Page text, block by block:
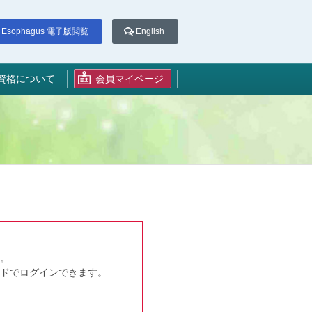
Esophagus 電子版閲覧 English
格について 会員マイページ
でログインできます。